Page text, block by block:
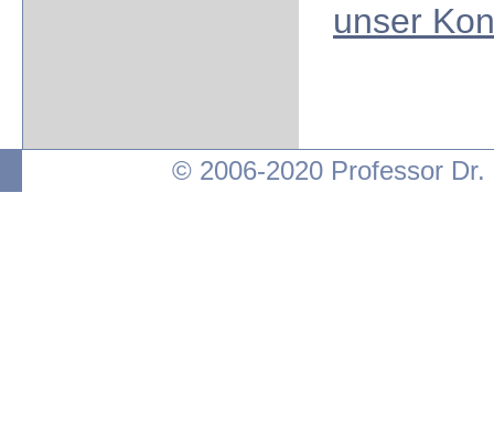
unser
© 2006-2020 Professor